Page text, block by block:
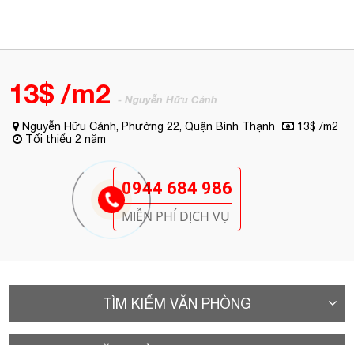
13$ /m2 - Nguyễn Hữu Cảnh
Nguyễn Hữu Cảnh, Phường 22, Quận Bình Thạnh
13$ /m2
Tối thiểu 2 năm
0944 684 986
MIỄN PHÍ DỊCH VỤ
TÌM KIẾM VĂN PHÒNG